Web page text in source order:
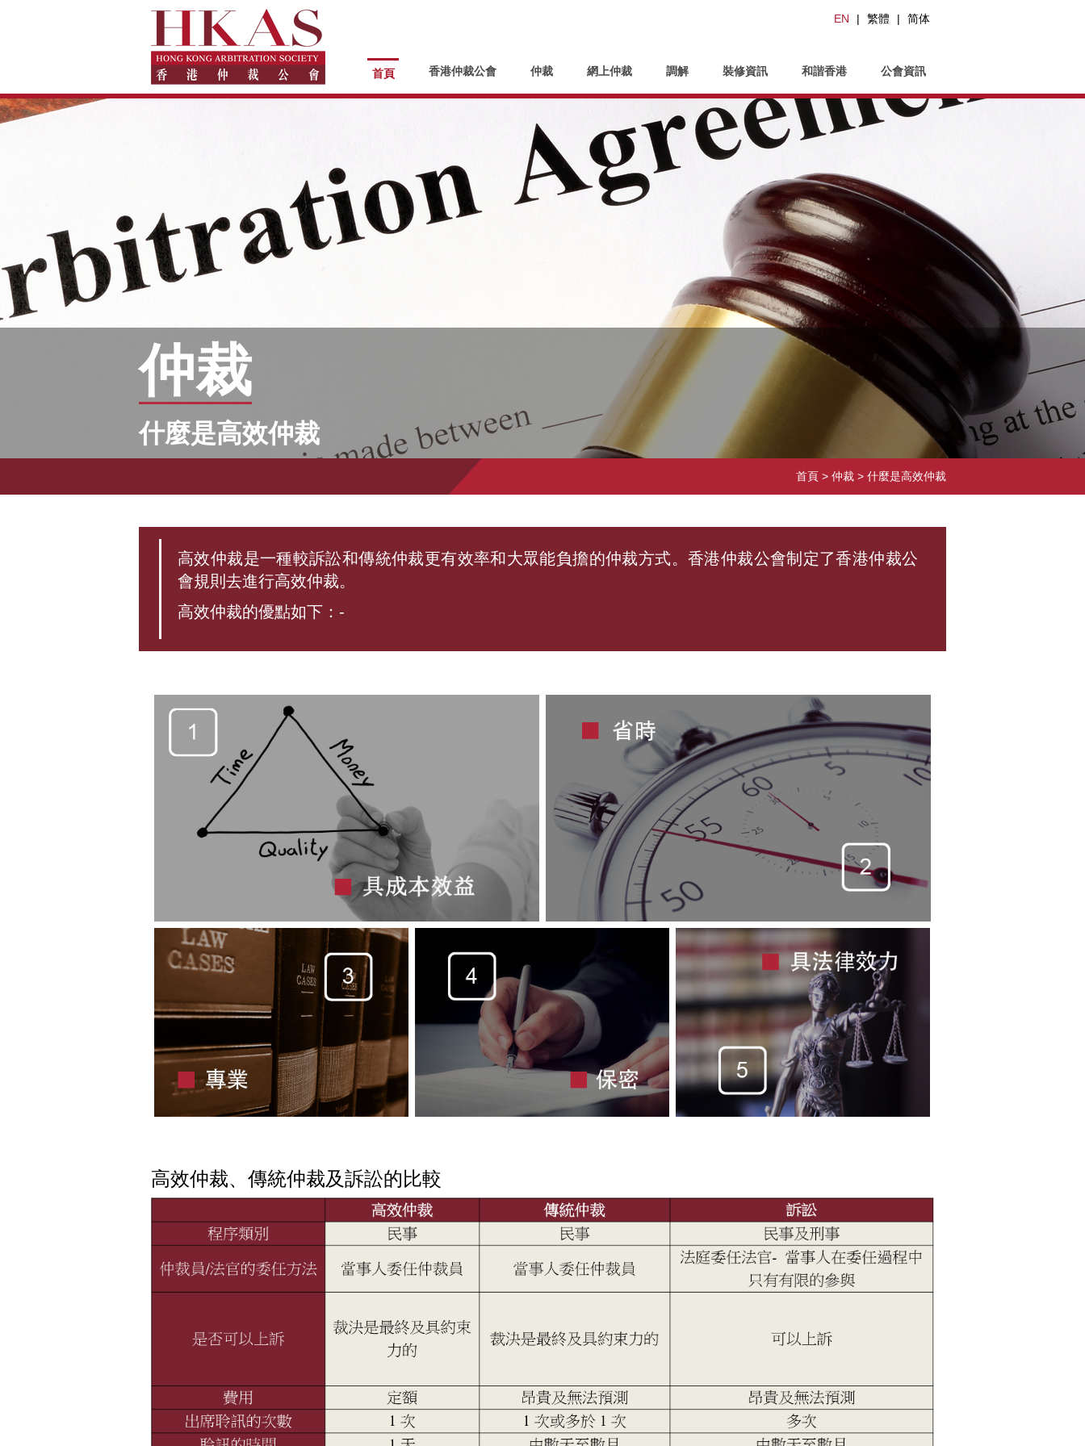
EN | 繁體 | 简体
首頁 香港仲裁公會 仲裁 網上仲裁 調解 裝修資訊 和諧香港 公會資訊
仲裁
什麼是高效仲裁
首頁 > 仲裁 > 什麼是高效仲裁
高效仲裁是一種較訴訟和傳統仲裁更有效率和大眾能負擔的仲裁方式。香港仲裁公會制定了香港仲裁公
會規則去進行高效仲裁。
高效仲裁的優點如下：-
高效仲裁、傳統仲裁及訴訟的比較